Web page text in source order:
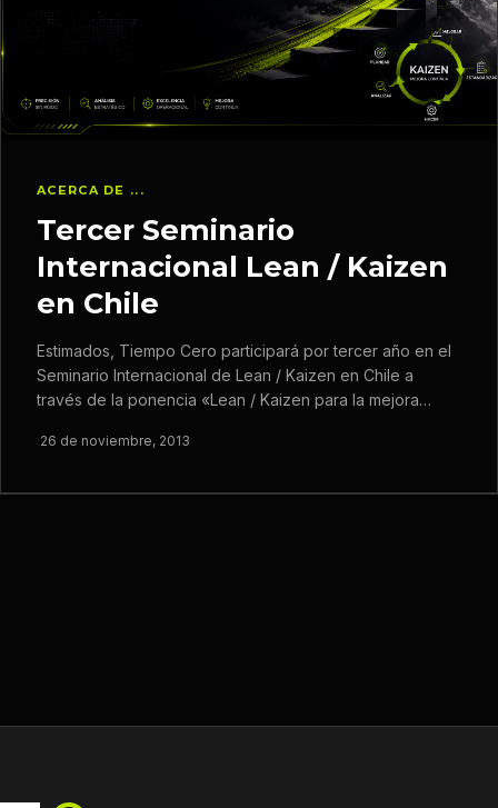
ACERCA DE ...
Tercer Seminario
Internacional Lean / Kaizen
en Chile
Estimados, Tiempo Cero participará por tercer año en el
Seminario Internacional de Lean / Kaizen en Chile a
través de la ponencia «Lean / Kaizen para la mejora…
·26 de noviembre, 2013